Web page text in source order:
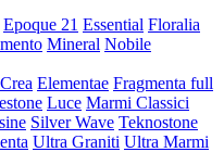
Epoque 21 Essential Floralia
Mineral Nobile
Elementae Fragmenta full
Luce Marmi Classici
Silver Wave Teknostone
Ultra Graniti Ultra Marmi